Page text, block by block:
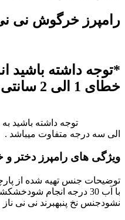
رامپرز خرگوش نی نی
*توجه داشته باشید
خطای 1 الی 2 سانتی متر میباشد .
توجه داشته باشید به
الی سه درجه متفاوت میباشد .
ویژگی های رامپرز دختر
توضیحات جنس تهیه شده از
با آب 30 درجه انجام
نشودجنس نخ پنبهبرند نی نی ناز